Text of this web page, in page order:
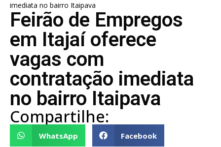
imediata no bairro Itaipava
Feirão de Empregos
em Itajaí oferece
vagas com
contratação imediata
no bairro Itaipava
Compartilhe:
WhatsApp Facebook